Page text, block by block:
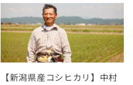
【新潟県産コシヒカリ】中村